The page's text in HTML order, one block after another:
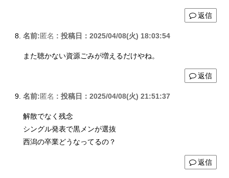
返信
名前:匿名 : 投稿日：2025/04/08(火) 18:03:54
また聴かない資源ごみが増えるだけやね。
返信
名前:匿名 : 投稿日：2025/04/08(火) 21:51:37
解散でなく残念
シングル発表で黒メンが選抜
西潟の卒業どうなってるの？
返信